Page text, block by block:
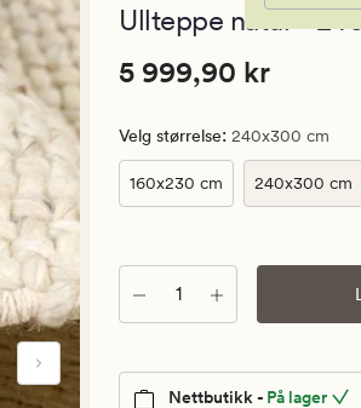
Ullteppe natur -
Pris
Vanlig
pris
999,90
kr
Pris 5 999,90 kr
5 999,90 kr
Velg størrelse: 240x300 cm
160x230 cm 240x300 cm
Antall
Nettbutikk - På lager